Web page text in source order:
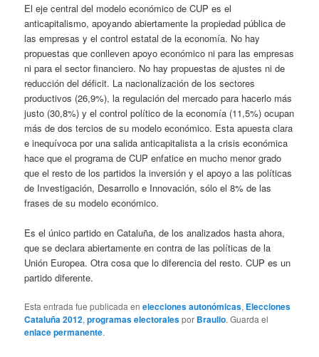
El eje central del modelo económico de CUP es el
anticapitalismo, apoyando abiertamente la propiedad pública de
las empresas y el control estatal de la economía. No hay
propuestas que conlleven apoyo económico ni para las empresas
ni para el sector financiero. No hay propuestas de ajustes ni de
reducción del déficit. La nacionalización de los sectores
productivos (26,9%), la regulación del mercado para hacerlo más
justo (30,8%) y el control político de la economía (11,5%) ocupan
más de dos tercios de su modelo económico. Esta apuesta clara
e inequívoca por una salida anticapitalista a la crisis económica
hace que el programa de CUP enfatice en mucho menor grado
que el resto de los partidos la inversión y el apoyo a las políticas
de Investigación, Desarrollo e Innovación, sólo el 8% de las
frases de su modelo económico.
Es el único partido en Cataluña, de los analizados hasta ahora,
que se declara abiertamente en contra de las políticas de la
Unión Europea. Otra cosa que lo diferencia del resto. CUP es un
partido diferente.
Esta entrada fue publicada enelecciones autonómicas, Elecciones
Cataluña 2012,programas electoralespor Braulio. Guarda el
enlace permanente.